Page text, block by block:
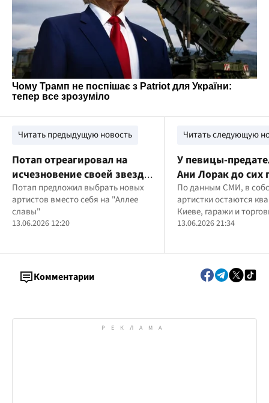
Читать предыдущую новость
Потап отреагировал на
исчезновение своей звезды
из "Аллеи славы" в Киеве
Потап предложил выбрать новых
артистов вместо себя на "Аллее
славы"
13.06.2026 12:20
Читать следующую
У певицы-
Ани Лорак до сих
имущество в
миллионы
квартиры нашли
По данным СМИ, в
артистки остаются
Киеве, гаражи и
13.06.2026 21:34
Комментарии